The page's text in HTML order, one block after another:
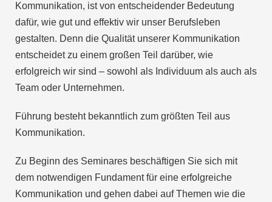
Kommunikation, ist von entscheidender Bedeutung
dafür, wie gut und effektiv wir unser Berufsleben
gestalten. Denn die Qualität unserer Kommunikation
entscheidet zu einem großen Teil darüber, wie
erfolgreich wir sind – sowohl als Individuum als auch als
Team oder Unternehmen.
Führung besteht bekanntlich zum größten Teil aus
Kommunikation.
Zu Beginn des Seminares beschäftigen Sie sich mit
dem notwendigen Fundament für eine erfolgreiche
Kommunikation und gehen dabei auf Themen wie die